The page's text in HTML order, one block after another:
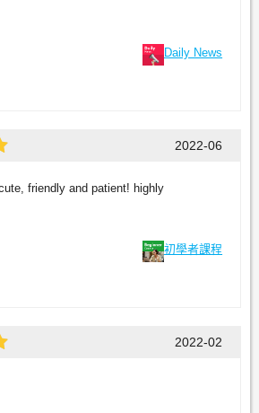
Daily News
2022-06
friendly and patient! highly
初學者課程
2022-02